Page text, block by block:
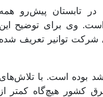
تابستان پیش‌رو همه
است. وی برای توضیح این
بر ۱۸۰اقدام عملیاتی از سوی شرکت توانیر تعریف شده
بوده است. با تلاش‌‌‌های
کشور هیچ‌گاه کمتر از